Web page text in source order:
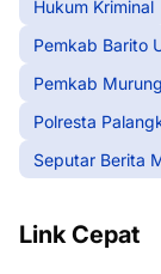
Hukum Kriminal
Pemkab Barito
Pemkab
Polresta
Seputar Berita
Link Cepat